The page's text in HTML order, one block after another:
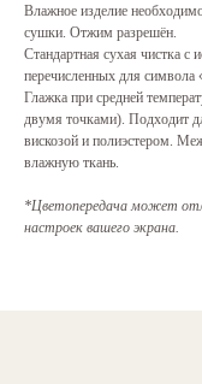
Влажное изделие
сушки. Отжим разрешён.
Стандартная сухая чистка с
перечисленных для символа
Глажка при средней
двумя точками). Подходит
вискозой и полиэстером.
влажную ткань.
*Цветопередача может
настроек вашего экрана.